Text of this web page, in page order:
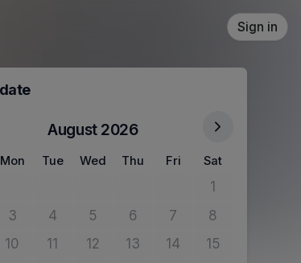
Sign in
August 2026
Mon Tue Wed Thu Fri Sat
1No tickets
available
3
No tickets available
4No tickets available
5
No tickets available
6No tickets available
7No tickets available
8No tickets
available
10No tickets available
11No tickets available
12No tickets available
13No tickets available
14No tickets available
15No tickets